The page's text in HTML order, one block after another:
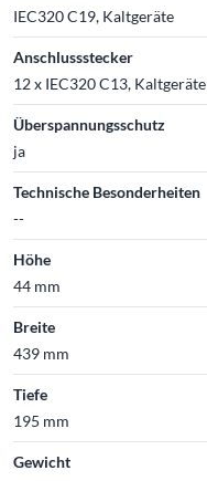
IEC320 C19, Kaltgeräte
Anschlussstecker
12 x IEC320 C13, Kaltgeräte
Überspannungsschutz
ja
Technische Besonderheiten
--
Höhe
44 mm
Breite
439 mm
Tiefe
195 mm
Gewicht